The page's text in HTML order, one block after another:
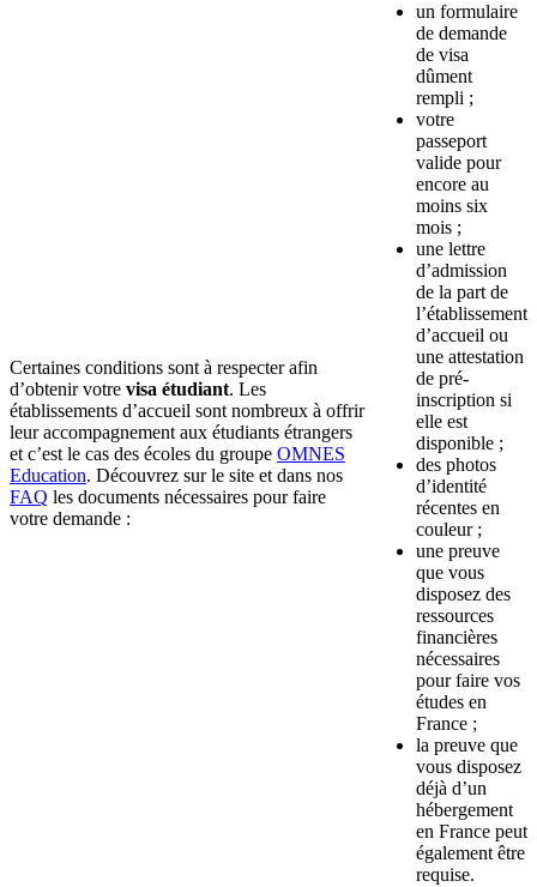
Certaines conditions sont à respecter afin
d’obtenir votre visa étudiant. Les
établissements d’accueil sont nombreux à offrir
leur accompagnement aux étudiants étrangers
et c’est le cas des écoles du groupe OMNES
Education. Découvrez sur le site et dans nos
FAQ les documents nécessaires pour faire
votre demande :
un formulaire
de demande
de visa
dûment
rempli ;
votre
passeport
valide pour
encore au
moins six
mois ;
une lettre
d’admission
de la part de
l’établissement
d’accueil ou
une attestation
de pré-
inscription si
elle est
disponible ;
des photos
d’identité
récentes en
couleur ;
une preuve
que vous
disposez des
ressources
financières
nécessaires
pour faire vos
études en
France ;
la preuve que
vous disposez
déjà d’un
hébergement
en France peut
également être
requise.